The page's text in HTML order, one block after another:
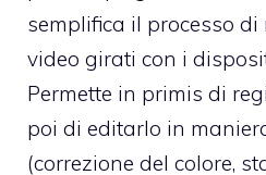
semplifica il processo di
video girati con i
Permette in primis di
poi di editarlo in
(correzione del colore,